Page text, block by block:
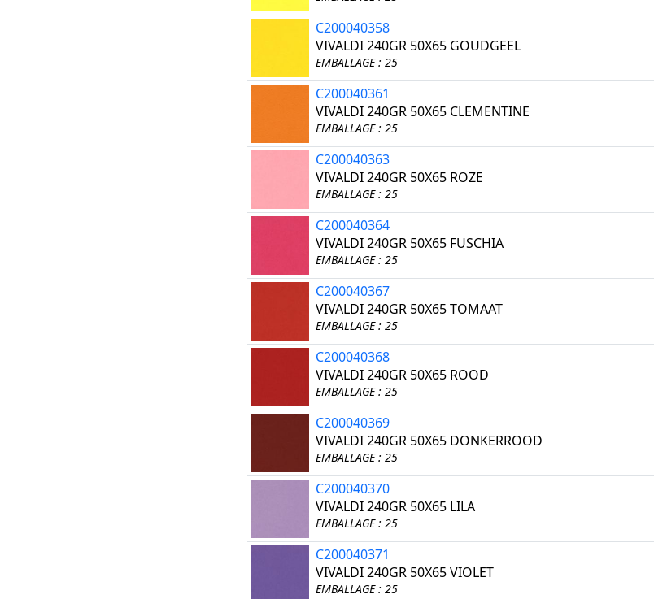
C200040358
VIVALDI 240GR 50X65 GOUDGEEL
EMBALLAGE : 25
C200040361
VIVALDI 240GR 50X65 CLEMENTINE
EMBALLAGE : 25
C200040363
VIVALDI 240GR 50X65 ROZE
EMBALLAGE : 25
C200040364
VIVALDI 240GR 50X65 FUSCHIA
EMBALLAGE : 25
C200040367
VIVALDI 240GR 50X65 TOMAAT
EMBALLAGE : 25
C200040368
VIVALDI 240GR 50X65 ROOD
EMBALLAGE : 25
C200040369
VIVALDI 240GR 50X65 DONKERROOD
EMBALLAGE : 25
C200040370
VIVALDI 240GR 50X65 LILA
EMBALLAGE : 25
C200040371
VIVALDI 240GR 50X65 VIOLET
EMBALLAGE : 25